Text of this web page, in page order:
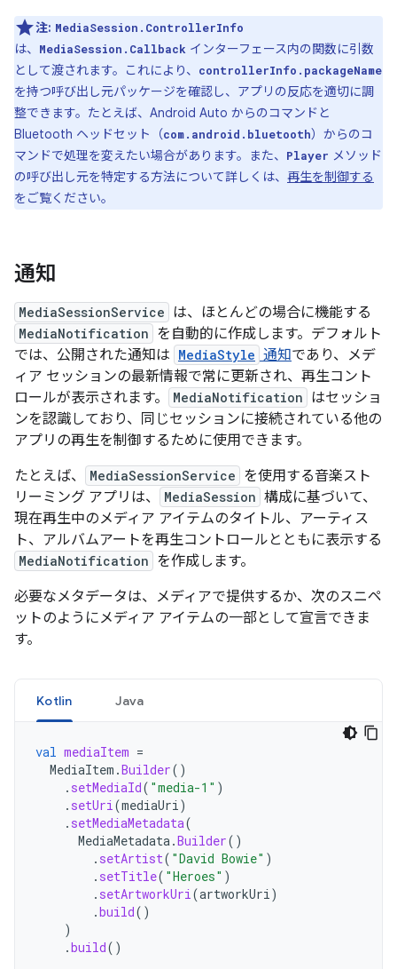
注: MediaSession.ControllerInfo
は、 MediaSession.Callback インターフェース内の関数に引数
として渡されます。これにより、
controllerInfo.packageName
を持つ呼び出し元パッケージを確認し、アプリの反応を適切に調
整できます。たとえば、Android Auto からのコマンドと
Bluetooth ヘッドセット（com.android.bluetooth）からのコ
マンドで処理を変えたい場合があります。また、
Player メソッド
の呼び出し元を特定する方法について詳しくは、 再生を制御する
をご覧ください。
通知
MediaSessionService は、ほとんどの場合に機能する
MediaNotification を自動的に作成します。デフォルト
では、公開された通知は MediaStyle 通知であり、メデ
ィア セッションの最新情報で常に更新され、再生コント
ロールが表示されます。
MediaNotification はセッショ
ンを認識しており、同じセッションに接続されている他の
アプリの再生を制御するために使用できます。
たとえば、
MediaSessionService を使用する音楽スト
リーミング アプリは、
MediaSession 構成に基づいて、
現在再生中のメディア アイテムのタイトル、アーティス
ト、アルバムアートを再生コントロールとともに表示する
MediaNotification を作成します。
必要なメタデータは、メディアで提供するか、次のスニペ
ットのようにメディア アイテムの一部として宣言できま
す。
Kotlin Java
val mediaItem =
MediaItem .Builder()
. setMediaId( "media-1" )
. setUri(mediaUri)
. setMediaMetadata(
MediaMetadata.Builder()
. setArtist( "David Bowie" )
. setTitle( "Heroes" )
. setArtworkUri(artworkUri)
.build()
)
.build()